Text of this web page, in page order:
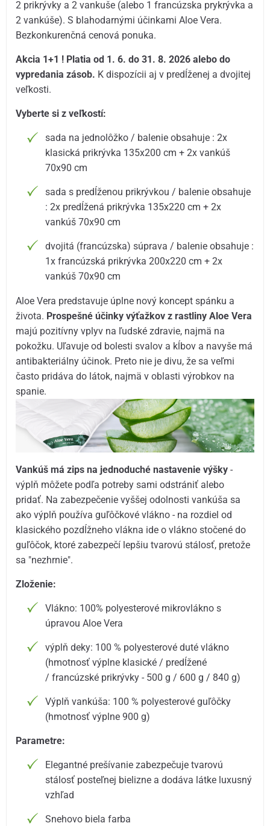
2 prikrývky a 2 vankuše (alebo 1 francúzska prykrývka a
2 vankúše). S blahodarnými účinkami Aloe Vera.
Bezkonkurenčná cenová ponuka.
Akcia 1+1 ! Platia od 1. 6. do 31. 8. 2026 alebo do
vypredania zásob. K dispozícii aj v predĺženej a dvojitej
veľkosti.
Vyberte si z veľkostí:
sada na jednolôžko / balenie obsahuje : 2x
klasická prikrývka 135x200 cm + 2x vankúš
70x90 cm
sada s predĺženou prikrývkou / balenie obsahuje
: 2x predĺžená prikrývka 135x220 cm + 2x
vankúš 70x90 cm
dvojitá (francúzska) súprava / balenie obsahuje :
1x francúzská prikrývka 200x220 cm + 2x
vankúš 70x90 cm
Aloe Vera predstavuje úplne nový koncept spánku a
života. Prospešné účinky výťažkov z rastliny Aloe Vera
majú pozitívny vplyv na ľudské zdravie, najmä na
pokožku. Uľavuje od bolesti svalov a kĺbov a navyše má
antibakteriálny účinok. Preto nie je divu, že sa veľmi
často pridáva do látok, najmä v oblasti výrobkov na
spanie.
Vankúš má zips na jednoduché nastavenie výšky -
výplň môžete podľa potreby sami odstrániť alebo
pridať. Na zabezpečenie vyššej odolnosti vankúša sa
ako výplň používa guľôčkové vlákno - na rozdiel od
klasického pozdĺžneho vlákna ide o vlákno stočené do
guľôčok, ktoré zabezpečí lepšiu tvarovú stálosť, pretože
sa "nezhrnie".
Zloženie:
Vlákno: 100% polyesterové mikrovlákno s
úpravou Aloe Vera
výplň deky: 100 % polyesterové duté vlákno
(hmotnosť výplne klasické / predĺžené
/ francúzské prikrývky - 500 g / 600 g / 840 g)
Výplň vankúša: 100 % polyesterové guľôčky
(hmotnosť výplne 900 g)
Parametre:
Elegantné prešívanie zabezpečuje tvarovú
stálosť posteľnej bielizne a dodáva látke luxusný
vzhľad
Snehovo biela farba